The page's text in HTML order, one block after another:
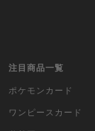
カードファ
WIXOSS
WCCF
注目商品一覧
ポケモンカード
ワンピースカード